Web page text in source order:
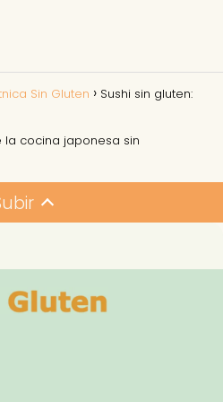
Sin Gluten Sushi sin gluten:
cocina japonesa sin